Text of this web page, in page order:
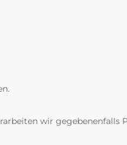
wir gegebenenfalls